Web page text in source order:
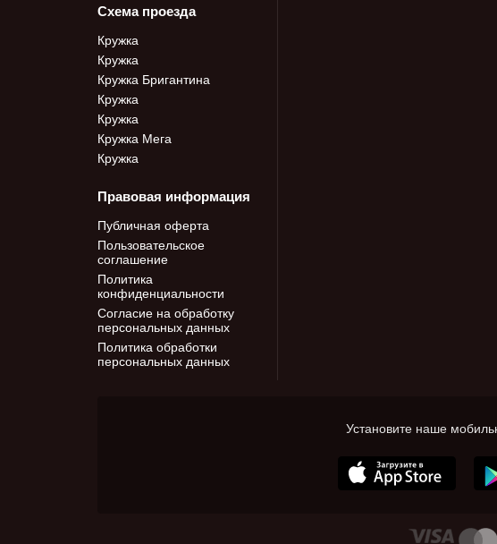
Схема проезда
Кружка
Кружка
Кружка Бригантина
Кружка
Кружка
Кружка Мега
Кружка
Правовая информация
Публичная оферта
Пользовательское
соглашение
Политика
конфиденциальности
Согласие на обработку
персональных данных
Политика обработки
персональных данных
Установите наше